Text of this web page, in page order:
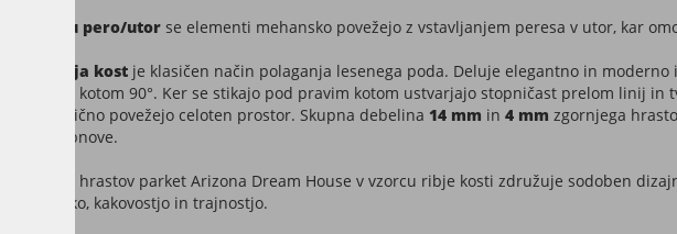
sistemu pero/utorse elementi mehansko povežejo z vstavljanjem peresa v utor, kar
Vzorec ribja kostje klasičen način polaganja lesenega poda. Deluje elegantno in
rezane pod kotom 90°. Ker se stikajo pod pravim kotom ustvarjajo stopničast prelom linij
simetrično povežejo celoten prostor. Skupna debelina 14 mm in 4 mm zgornjega
kasnejše obnove.
Natur oljen hrastov parket Arizona Dream House v vzorcu ribje kosti združuje sodoben
med estetiko, kakovostjo in trajnostjo.